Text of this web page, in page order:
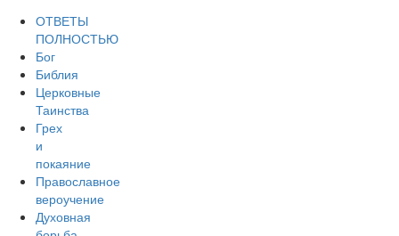
ОТВЕТЫ
ПОЛНОСТЬЮ
Бог
Библия
Церковные
Таинства
Грех
и
покаяние
Православное
вероучение
Духовная